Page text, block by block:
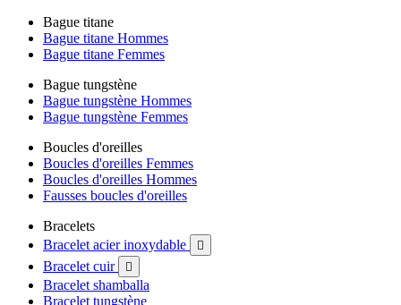
Bague titane
Bague titane Hommes
Bague titane Femmes
Bague tungstène
Bague tungstène Hommes
Bague tungstène Femmes
Boucles d'oreilles
Boucles d'oreilles Femmes
Boucles d'oreilles Hommes
Fausses boucles d'oreilles
Bracelets
Bracelet acier inoxydable

Bracelet cuir 
Bracelet shamballa
Bracelet tungstène